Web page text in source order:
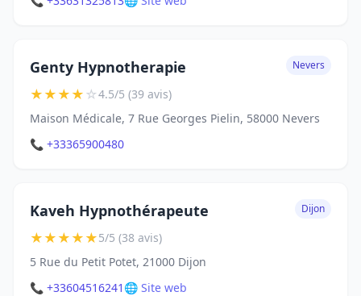
Genty Hypnotherapie Nevers
★★★★☆4.5/5 (39 avis)
Maison Médicale, 7 Rue Georges Pielin, 58000 Nevers
📞 +33365900480
Kaveh Hypnothérapeute Dijon
★★★★★5/5 (38 avis)
5 Rue du Petit Potet, 21000 Dijon
📞 +33604516241 🌐 Site web